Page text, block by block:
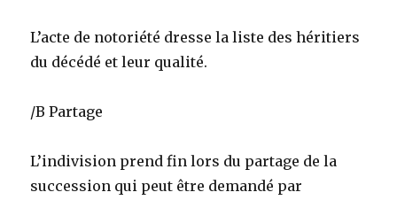
L’acte de notoriété dresse la liste des héritiers
du décédé et leur qualité.
/B Partage
L’indivision prend fin lors du partage de la
succession qui peut être demandé par